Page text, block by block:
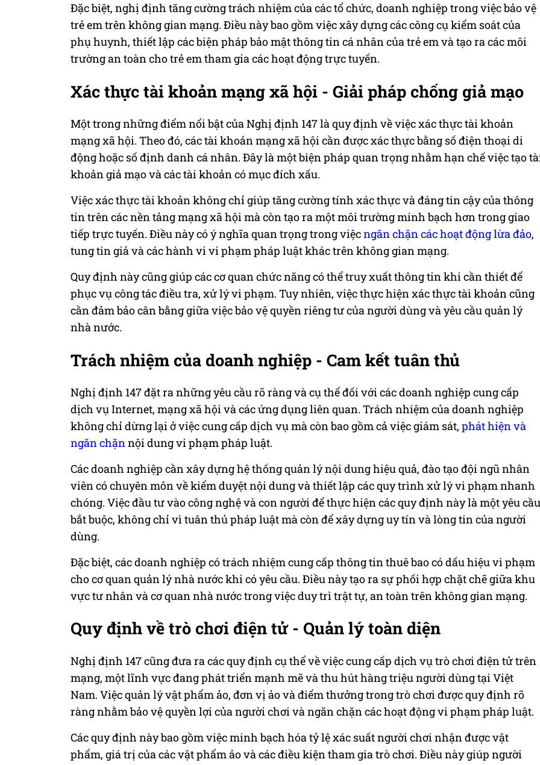
Đặc biệt, nghị định tăng cường trách nhiệm của các tổ chức, doanh nghiệp trong việc bảo vệ
trẻ em trên không gian mạng. Điều này bao gồm việc xây dựng các công cụ kiểm soát của
phụ huynh, thiết lập các biện pháp bảo mật thông tin cá nhân của trẻ em và tạo ra các môi
trường an toàn cho trẻ em tham gia các hoạt động trực tuyến.
Xác thực tài khoản mạng xã hội - Giải pháp chống giả mạo
Một trong những điểm nổi bật của Nghị định 147 là quy định về việc xác thực tài khoản
mạng xã hội. Theo đó, các tài khoản mạng xã hội cần được xác thực bằng số điện thoại di
động hoặc số định danh cá nhân. Đây là một biện pháp quan trọng nhằm hạn chế việc tạo
khoản giả mạo và các tài khoản có mục đích xấu.
Việc xác thực tài khoản không chỉ giúp tăng cường tính xác thực và đáng tin cậy của thông
tin trên các nền tảng mạng xã hội mà còn tạo ra một môi trường minh bạch hơn trong giao
tiếp trực tuyến. Điều này có ý nghĩa quan trọng trong việcngăn chặn các hoạt động lừa đảo,
tung tin giả và các hành vi vi phạm pháp luật khác trên không gian mạng.
Quy định này cũng giúp các cơ quan chức năng có thể truy xuất thông tin khi cần thiết để
phục vụ công tác điều tra, xử lý vi phạm. Tuy nhiên, việc thực hiện xác thực tài khoản cũng
cần đảm bảo cân bằng giữa việc bảo vệ quyền riêng tư của người dùng và yêu cầu quản lý
nhà nước.
Trách nhiệm của doanh nghiệp - Cam kết tuân thủ
Nghị định 147 đặt ra những yêu cầu rõ ràng và cụ thể đối với các doanh nghiệp cung cấp
dịch vụ Internet, mạng xã hội và các ứng dụng liên quan. Trách nhiệm của doanh nghiệp
không chỉ dừng lại ở việc cung cấp dịch vụ mà còn bao gồm cả việc giám sát, phát hiện và
ngăn chặnnội dung vi phạm pháp luật.
Các doanh nghiệp cần xây dựng hệ thống quản lý nội dung hiệu quả, đào tạo đội ngũ nhân
viên có chuyên môn về kiểm duyệt nội dung và thiết lập các quy trình xử lý vi phạm nhanh
chóng. Việc đầu tư vào công nghệ và con người để thực hiện các quy định này là một yêu cầu
bắt buộc, không chỉ vì tuân thủ pháp luật mà còn để xây dựng uy tín và lòng tin của người
dùng.
Đặc biệt, các doanh nghiệp có trách nhiệm cung cấp thông tin thuê bao có dấu hiệu vi phạm
cho cơ quan quản lý nhà nước khi có yêu cầu. Điều này tạo ra sự phối hợp chặt chẽ giữa khu
vực tư nhân và cơ quan nhà nước trong việc duy trì trật tự, an toàn trên không gian mạng.
Quy định về trò chơi điện tử - Quản lý toàn diện
Nghị định 147 cũng đưa ra các quy định cụ thể về việc cung cấp dịch vụ trò chơi điện tử trên
mạng, một lĩnh vực đang phát triển mạnh mẽ và thu hút hàng triệu người dùng tại Việt
Nam. Việc quản lý vật phẩm ảo, đơn vị ảo và điểm thưởng trong trò chơi được quy định rõ
ràng nhằm bảo vệ quyền lợi của người chơi và ngăn chặn các hoạt động vi phạm pháp luật.
Các quy định này bao gồm việc minh bạch hóa tỷ lệ xác suất người chơi nhận được vật
phẩm, giá trị của các vật phẩm ảo và các điều kiện tham gia trò chơi. Điều này giúp người